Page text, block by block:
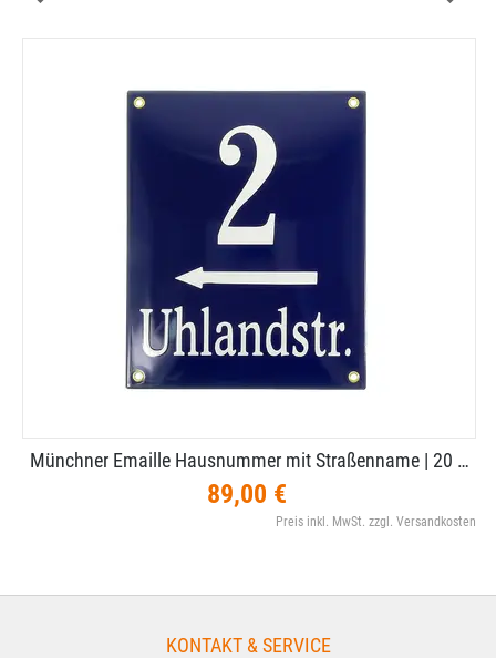
Münchner Emaille Hausnummer mit Straßenname | 20 …
89,00 €
Preis inkl. MwSt. zzgl. Versandkosten
KONTAKT & SERVICE